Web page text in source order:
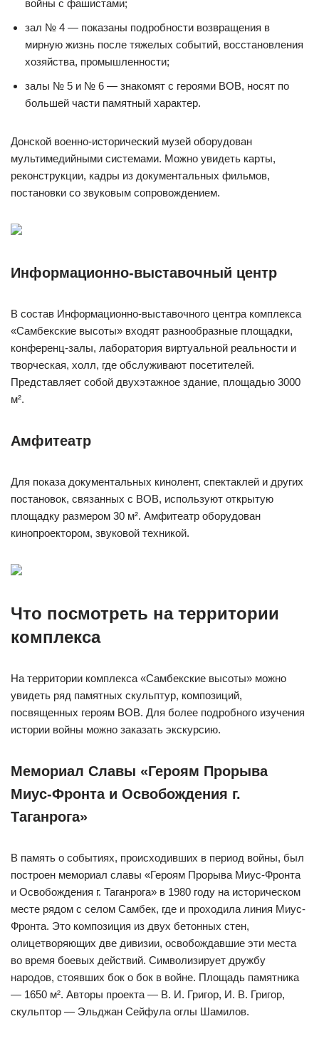
войны с фашистами;
зал № 4 — показаны подробности возвращения в
мирную жизнь после тяжелых событий, восстановления
хозяйства, промышленности;
залы № 5 и № 6 — знакомят с героями ВОВ, носят по
большей части памятный характер.
Донской военно-исторический музей оборудован
мультимедийными системами. Можно увидеть карты,
реконструкции, кадры из документальных фильмов,
постановки со звуковым сопровождением.
Информационно-выставочный центр
В состав Информационно-выставочного центра комплекса
«Самбекские высоты» входят разнообразные площадки,
конференц-залы, лаборатория виртуальной реальности и
творческая, холл, где обслуживают посетителей.
Представляет собой двухэтажное здание, площадью 3000
м².
Амфитеатр
Для показа документальных кинолент, спектаклей и других
постановок, связанных с ВОВ, используют открытую
площадку размером 30 м². Амфитеатр оборудован
кинопроектором, звуковой техникой.
Что посмотреть на территории
комплекса
На территории комплекса «Самбекские высоты» можно
увидеть ряд памятных скульптур, композиций,
посвященных героям ВОВ. Для более подробного изучения
истории войны можно заказать экскурсию.
Мемориал Славы «Героям Прорыва
Миус-Фронта и Освобождения г.
Таганрога»
В память о событиях, происходивших в период войны, был
построен мемориал славы «Героям Прорыва Миус-Фронта
и Освобождения г. Таганрога» в 1980 году на историческом
месте рядом с селом Самбек, где и проходила линия Миус-
Фронта. Это композиция из двух бетонных стен,
олицетворяющих две дивизии, освобождавшие эти места
во время боевых действий. Символизирует дружбу
народов, стоявших бок о бок в войне. Площадь памятника
— 1650 м². Авторы проекта — В. И. Григор, И. В. Григор,
скульптор — Эльджан Сейфула оглы Шамилов.